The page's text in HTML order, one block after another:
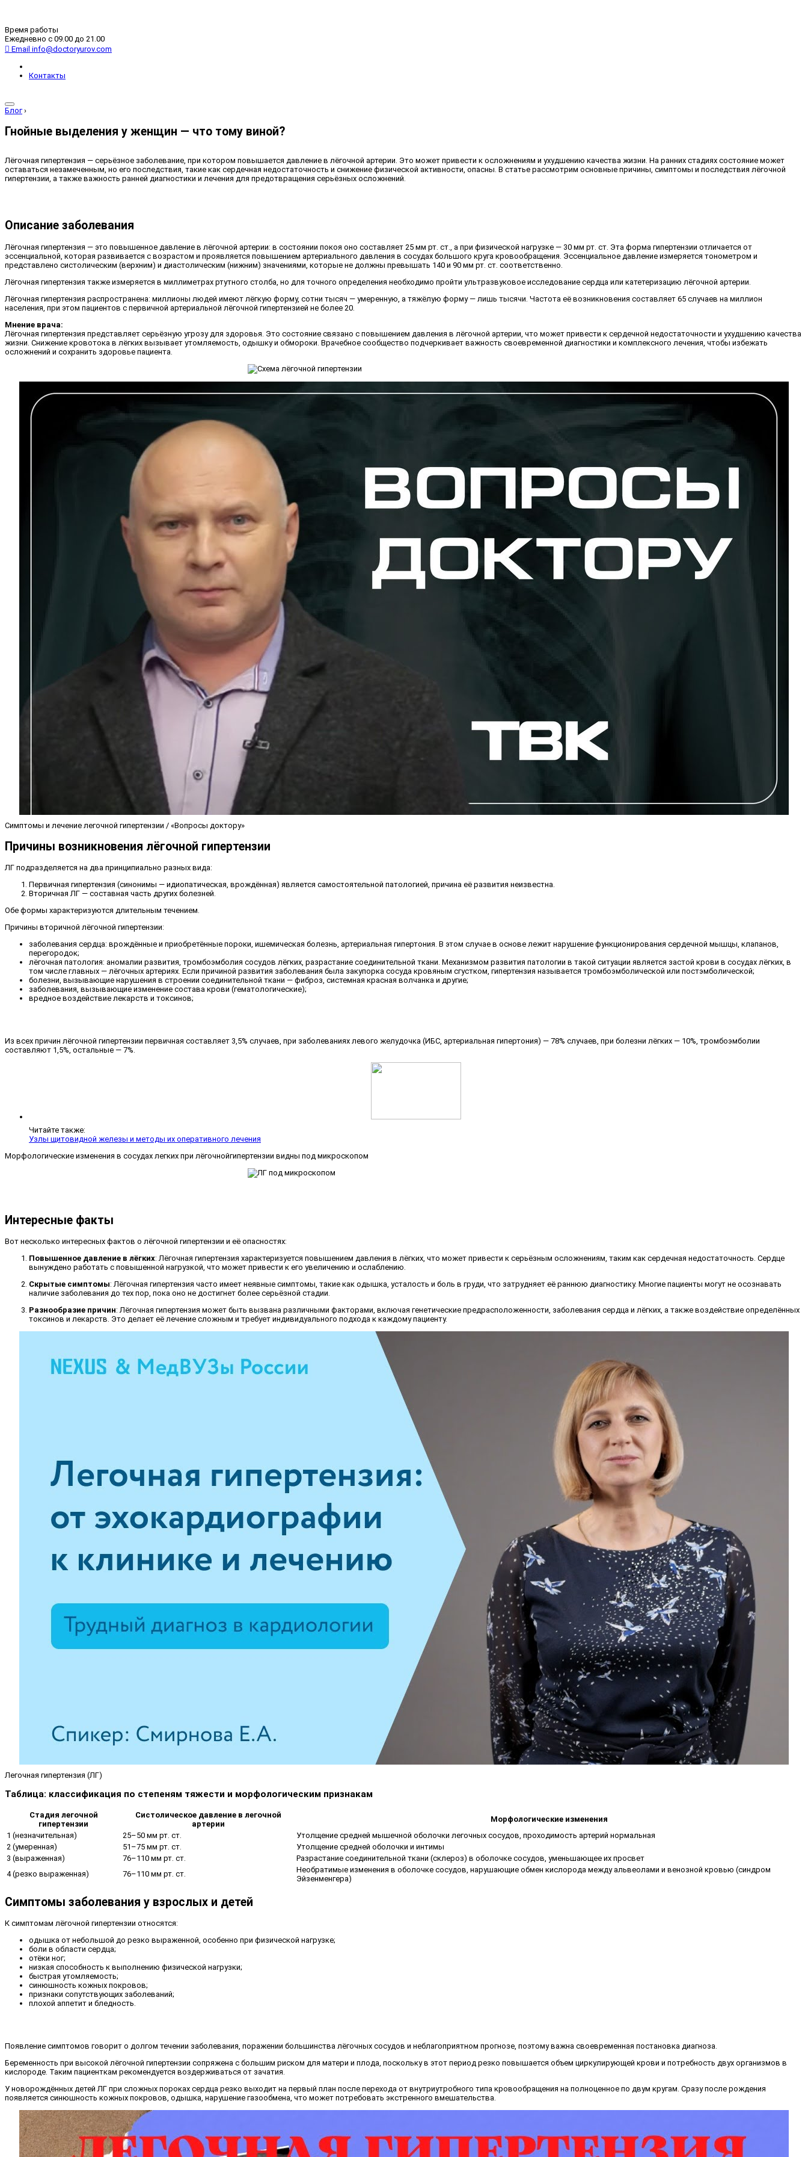
Время работы
Ежедневно с 09.00 до 21.00
Email info@doctoryurov.com
Контакты
Блог ›
Гнойные выделения у женщин — что тому виной?
Лёгочная гипертензия — серьёзное заболевание, при котором повышается давление в лёгочной артерии. Это может привести к осложнениям и ухудшению качества жизни. На ранних стадиях состояние может
оставаться незамеченным, но его последствия, такие как сердечная недостаточность и снижение физической активности, опасны. В статье рассмотрим основные причины, симптомы и последствия лёгочной
гипертензии, а также важность ранней диагностики и лечения для предотвращения серьёзных осложнений.
Описание заболевания
Лёгочная гипертензия — это повышенное давление в лёгочной артерии: в состоянии покоя оно составляет 25 мм рт. ст., а при физической нагрузке — 30 мм рт. ст. Эта форма гипертензии отличается от
эссенциальной, которая развивается с возрастом и проявляется повышением артериального давления в сосудах большого круга кровообращения. Эссенциальное давление измеряется тонометром и
представлено систолическим (верхним) и диастолическим (нижним) значениями, которые не должны превышать 140 и 90 мм рт. ст. соответственно.
Лёгочная гипертензия также измеряется в миллиметрах ртутного столба, но для точного определения необходимо пройти ультразвуковое исследование сердца или катетеризацию лёгочной артерии.
Лёгочная гипертензия распространена: миллионы людей имеют лёгкую форму, сотни тысяч — умеренную, а тяжёлую форму — лишь тысячи. Частота её возникновения составляет 65 случаев на миллион
населения, при этом пациентов с первичной артериальной лёгочной гипертензией не более 20.
Мнение врача:
Лёгочная гипертензия представляет серьёзную угрозу для здоровья. Это состояние связано с повышением давления в лёгочной артерии, что может привести к сердечной недостаточности и ухудшению качества
жизни. Снижение кровотока в лёгких вызывает утомляемость, одышку и обмороки. Врачебное сообщество подчеркивает важность своевременной диагностики и комплексного лечения, чтобы избежать
осложнений и сохранить здоровье пациента.
Симптомы и лечение легочной гипертензии / «Вопросы доктору»
Причины возникновения лёгочной гипертензии
ЛГ подразделяется на два принципиально разных вида:
Первичная гипертензия (синонимы — идиопатическая, врождённая) является самостоятельной патологией, причина её развития неизвестна.
Вторичная ЛГ — составная часть других болезней.
Обе формы характеризуются длительным течением.
Причины вторичной лёгочной гипертензии:
заболевания сердца: врождённые и приобретённые пороки, ишемическая болезнь, артериальная гипертония. В этом случае в основе лежит нарушение функционирования сердечной мышцы, клапанов,
перегородок;
лёгочная патология: аномалии развития, тромбоэмболия сосудов лёгких, разрастание соединительной ткани. Механизмом развития патологии в такой ситуации является застой крови в сосудах лёгких, в
том числе главных — лёгочных артериях. Если причиной развития заболевания была закупорка сосуда кровяным сгустком, гипертензия называется тромбоэмболической или постэмболической;
болезни, вызывающие нарушения в строении соединительной ткани — фиброз, системная красная волчанка и другие;
заболевания, вызывающие изменение состава крови (гематологические);
вредное воздействие лекарств и токсинов;
Из всех причин лёгочной гипертензии первичная составляет 3,5% случаев, при заболеваниях левого желудочка (ИБС, артериальная гипертония) — 78% случаев, при болезни лёгких — 10%, тромбоэмболии
составляют 1,5%, остальные — 7%.
Читайте также:
Узлы щитовидной железы и методы их оперативного лечения
Морфологические изменения в сосудах легких при лёгочнойгипертензии видны под микроскопом
Интересные факты
Вот несколько интересных фактов о лёгочной гипертензии и её опасностях:
Повышенное давление в лёгких: Лёгочная гипертензия характеризуется повышением давления в лёгких, что может привести к серьёзным осложнениям, таким как сердечная недостаточность. Сердце
вынуждено работать с повышенной нагрузкой, что может привести к его увеличению и ослаблению.
Скрытые симптомы: Лёгочная гипертензия часто имеет неявные симптомы, такие как одышка, усталость и боль в груди, что затрудняет её раннюю диагностику. Многие пациенты могут не осознавать
наличие заболевания до тех пор, пока оно не достигнет более серьёзной стадии.
Разнообразие причин: Лёгочная гипертензия может быть вызвана различными факторами, включая генетические предрасположенности, заболевания сердца и лёгких, а также воздействие определённых
токсинов и лекарств. Это делает её лечение сложным и требует индивидуального подхода к каждому пациенту.
Легочная гипертензия (ЛГ)
Таблица: классификация по степеням тяжести и морфологическим признакам
Стадия легочной
гипертензии
Систолическое давление в легочной
артерии
Морфологические изменения
1 (незначительная)
25–50 мм рт. ст.
Утолщение средней мышечной оболочки легочных сосудов, проходимость артерий нормальная
2 (умеренная)
51–75 мм рт. ст.
Утолщение средней оболочки и интимы
3 (выраженная)
76–110 мм рт. ст.
Разрастание соединительной ткани (склероз) в оболочке сосудов, уменьшающее их просвет
4 (резко выраженная)
76–110 мм рт. ст.
Необратимые изменения в оболочке сосудов, нарушающие обмен кислорода между альвеолами и венозной кровью (синдром
Эйзенменгера)
Симптомы заболевания у взрослых и детей
К симптомам лёгочной гипертензии относятся:
одышка от небольшой до резко выраженной, особенно при физической нагрузке;
боли в области сердца;
отёки ног;
низкая способность к выполнению физической нагрузки;
быстрая утомляемость;
синюшность кожных покровов;
признаки сопутствующих заболеваний;
плохой аппетит и бледность.
Появление симптомов говорит о долгом течении заболевания, поражении большинства лёгочных сосудов и неблагоприятном прогнозе, поэтому важна своевременная постановка диагноза.
Беременность при высокой лёгочной гипертензии сопряжена с большим риском для матери и плода, поскольку в этот период резко повышается объем циркулирующей крови и потребность двух организмов в
кислороде. Таким пациенткам рекомендуется воздерживаться от зачатия.
У новорождённых детей ЛГ при сложных пороках сердца резко выходит на первый план после перехода от внутриутробного типа кровообращения на полноценное по двум кругам. Сразу после рождения
появляется синюшность кожных покровов, одышка, нарушение газообмена, что может потребовать экстренного вмешательства.